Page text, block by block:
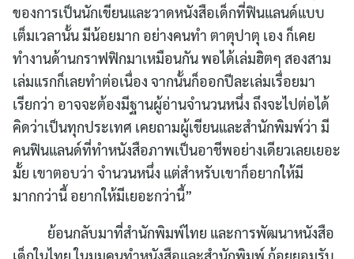
ของการเป็นนักเขียนและวาดหนังสือเด็กที่ฟินแลนด์แบบ
เต็มเวลานั้น มีน้อยมาก อย่างคนทำ ตาตุปาตุ เอง ก็เคย
ทำงานด้านกราฟฟิกมาเหมือนกัน พอได้เล่มฮิตๆ สองสาม
เล่มแรกก็เลยทำต่อเนื่อง จากนั้นก็ออกปีละเล่มเรื่อยมา
เรียกว่า อาจจะต้องมีฐานผู้อ่านจำนวนหนึ่ง ถึงจะไปต่อได้
คิดว่าเป็นทุกประเทศ เคยถามผู้เขียนและสำนักพิมพ์ว่า มี
คนฟินแลนด์ที่ทำหนังสือภาพเป็นอาชีพอย่างเดียวเลยเยอะ
มั้ย เขาตอบว่า จำนวนหนึ่ง แต่สำหรับเขาก็อยากให้มี
มากกว่านี้ อยากให้มีเยอะกว่านี้”
ย้อนกลับมาที่สำนักพิมพ์ไทย และการพัฒนาหนังสือ